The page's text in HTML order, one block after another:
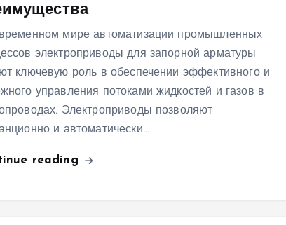
мире автоматизации промышленных
электроприводы для запорной арматуры
ключевую роль в обеспечении эффективного и
управления потоками жидкостей и газов в
Электроприводы позволяют
и автоматически…
reading